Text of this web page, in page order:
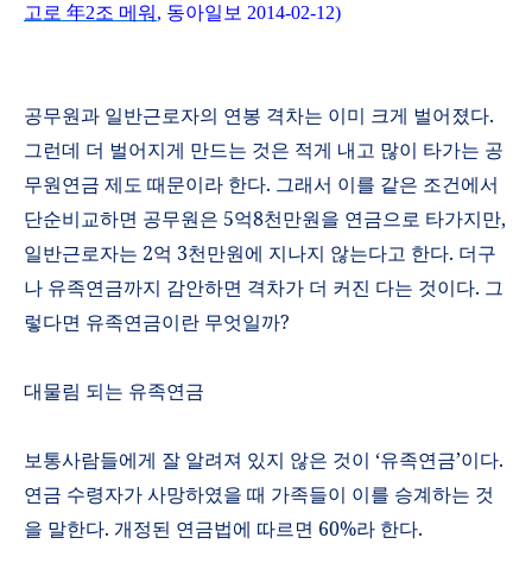
고로 年2조 메워 , 동아일보 2014-02-12)
공무원과 일반근로자의 연봉 격차는 이미 크게 벌어졌다.
그런데 더 벌어지게 만드는 것은 적게 내고 많이 타가는 공
무원연금 제도 때문이라 한다. 그래서 이를 같은 조건에서
단순비교하면 공무원은 5억8천만원을 연금으로 타가지만,
일반근로자는 2억 3천만원에 지나지 않는다고 한다. 더구
나 유족연금까지 감안하면 격차가 더 커진 다는 것이다. 그
렇다면 유족연금이란 무엇일까?
대물림 되는 유족연금
보통사람들에게 잘 알려져 있지 않은 것이 ‘유족연금’이다.
연금 수령자가 사망하였을 때 가족들이 이를 승계하는 것
을 말한다. 개정된 연금법에 따르면 60%라 한다.